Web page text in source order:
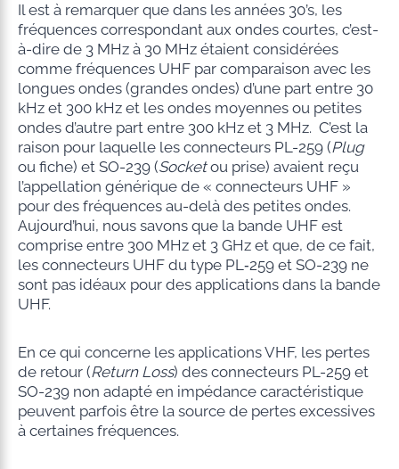
Il est à remarquer que dans les années 30’s, les
fréquences correspondant aux ondes courtes, c’est-
à-dire de 3 MHz à 30 MHz étaient considérées
comme fréquences UHF par comparaison avec les
longues ondes (grandes ondes) d’une part entre 30
kHz et 300 kHz et les ondes moyennes ou petites
ondes d’autre part entre 300 kHz et 3 MHz. C’est la
raison pour laquelle les connecteurs PL-259 (Plug
ou fiche) et SO-239 (Socketou prise) avaient reçu
l’appellation générique de « connecteurs UHF »
pour des fréquences au-delà des petites ondes.
Aujourd’hui, nous savons que la bande UHF est
comprise entre 300 MHz et 3 GHz et que, de ce fait,
les connecteurs UHF du type PL‑259 et SO-239 ne
sont pas idéaux pour des applications dans la bande
UHF.
En ce qui concerne les applications VHF, les pertes
de retour (Return Loss) des connecteurs PL-259 et
SO-239 non adapté en impédance caractéristique
peuvent parfois être la source de pertes excessives
à certaines fréquences.